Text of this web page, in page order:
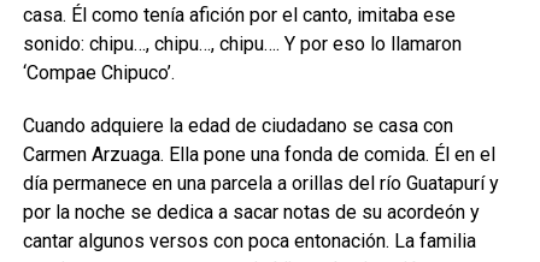
casa. Él como tenía afición por el canto, imitaba ese
sonido: chipu…, chipu…, chipu…. Y por eso lo llamaron
‘Compae Chipuco’.
Cuando adquiere la edad de ciudadano se casa con
Carmen Arzuaga. Ella pone una fonda de comida. Él en el
día permanece en una parcela a orillas del río Guatapurí y
por la noche se dedica a sacar notas de su acordeón y
cantar algunos versos con poca entonación. La familia